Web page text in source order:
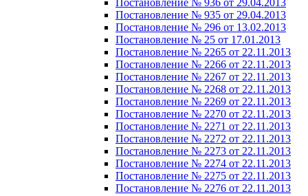
Постановление № 935 от 29.04.2013
Постановление № 296 от 13.02.2013
Постановление № 25 от 17.01.2013
Постановление № 2265 от 22.11.2013
Постановление № 2266 от 22.11.2013
Постановление № 2267 от 22.11.2013
Постановление № 2268 от 22.11.2013
Постановление № 2269 от 22.11.2013
Постановление № 2270 от 22.11.2013
Постановление № 2271 от 22.11.2013
Постановление № 2272 от 22.11.2013
Постановление № 2273 от 22.11.2013
Постановление № 2274 от 22.11.2013
Постановление № 2275 от 22.11.2013
Постановление № 2276 от 22.11.2013